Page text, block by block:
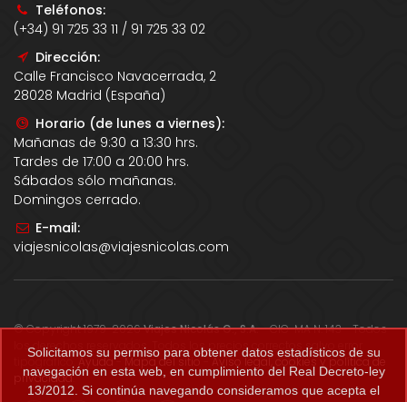
Teléfonos:
(+34) 91 725 33 11 / 91 725 33 02
Dirección:
Calle Francisco Navacerrada, 2
28028 Madrid (España)
Horario (de lunes a viernes):
Mañanas de 9:30 a 13:30 hrs.
Tardes de 17:00 a 20:00 hrs.
Sábados sólo mañanas.
Domingos cerrado.
E-mail:
viajesnicolas@viajesnicolas.com
© Copyright 1979-2026Viajes Nicolás G., S.A.- CIC-MA N. 143 - Todos
los derechos reservados. Todos los precios correctos salvo error
tipográfico.Ayuda -Mapa del sitio-Aviso legal, cookies y política de
privacidad.
Solicitamos su permiso para obtener datos estadísticos de su
navegación en esta web, en cumplimiento del Real Decreto-ley
13/2012. Si continúa navegando consideramos que acepta el